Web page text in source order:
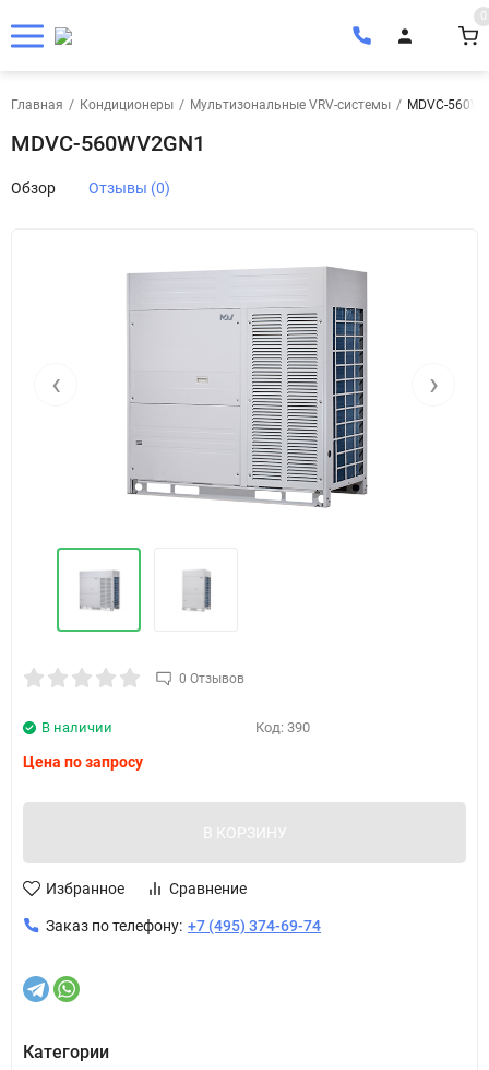
0
Главная / Кондиционеры / Мультизональные VRV-системы / MDVC-
MDVC-560WV2GN1
Обзор Отзывы (0)
‹ ›
0 Отзывов
Код: 390
В наличии
Цена по запросу
В КОРЗИНУ
Избранное Сравнение
Заказ по телефону: +7 (495) 374-69-74
Категории